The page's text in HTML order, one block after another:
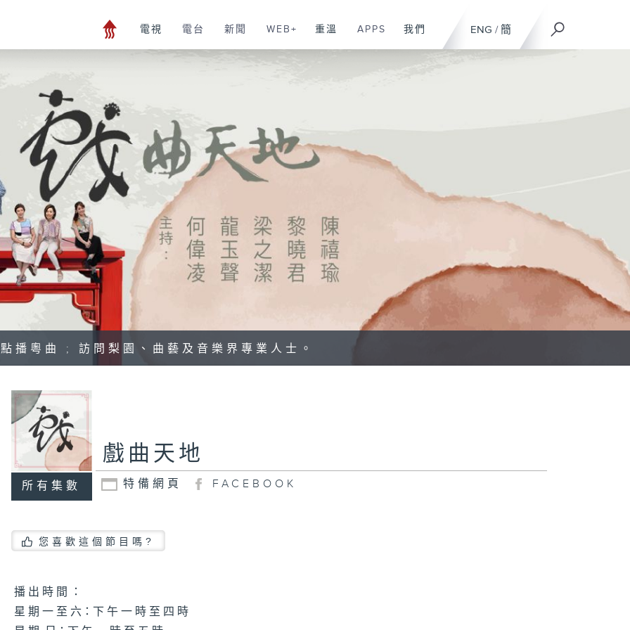
ENG / 簡
電視 電台 新聞 WEB+ 重溫 APPS 我們
點播粵曲 ; 訪問梨園、曲藝及音樂界專業人士。
所有集數
戲曲天地
特備網頁 FACEBOOK
您喜歡這個節目嗎?
播 出 時 間 ：
星 期 一 至 六：下 午 一 時 至 四 時